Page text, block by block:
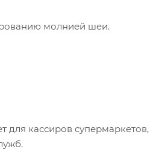
молнией шеи.
для кассиров супермаркетов,